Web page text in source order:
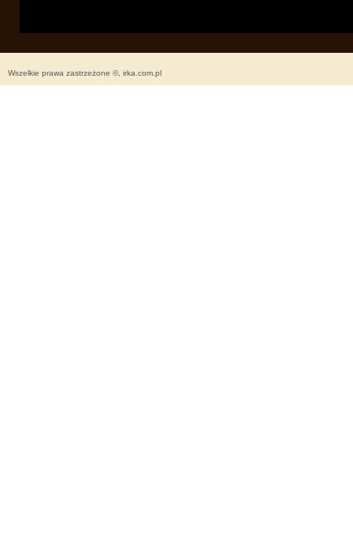
Wszelkie prawa zastrzeżone ©, irka.com.pl